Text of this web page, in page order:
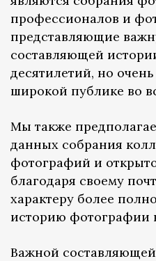
профессионалов и
представляющие
составляющей
десятилетий, но
широкой публике во
Мы также
данных собрания
фотографий и
благодаря своему
характеру более
историю фотографии
Важной составляющей